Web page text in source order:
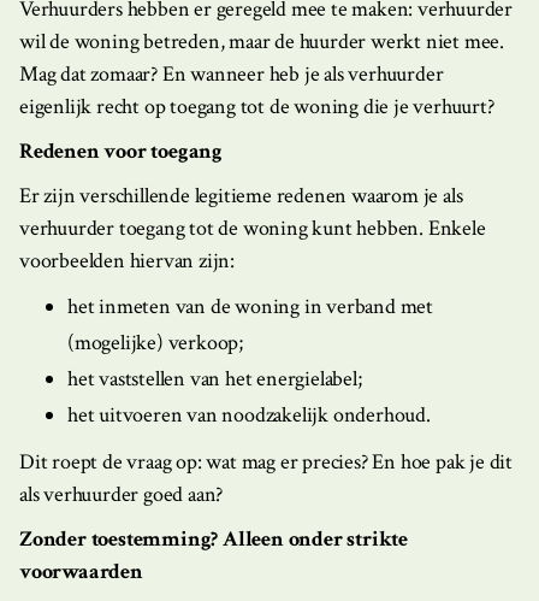
Verhuurders hebben er geregeld mee te maken: verhuurder
wil de woning betreden, maar de huurder werkt niet mee.
Mag dat zomaar? En wanneer heb je als verhuurder
eigenlijk recht op toegang tot de woning die je verhuurt?
Redenen voor toegang
Er zijn verschillende legitieme redenen waarom je als
verhuurder toegang tot de woning kunt hebben. Enkele
voorbeelden hiervan zijn:
het inmeten van de woning in verband met
(mogelijke) verkoop;
het vaststellen van het energielabel;
het uitvoeren van noodzakelijk onderhoud.
Dit roept de vraag op: wat mag er precies? En hoe pak je dit
als verhuurder goed aan?
Zonder toestemming? Alleen onder strikte
voorwaarden